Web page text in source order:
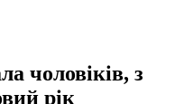
чоловіків, з
рік